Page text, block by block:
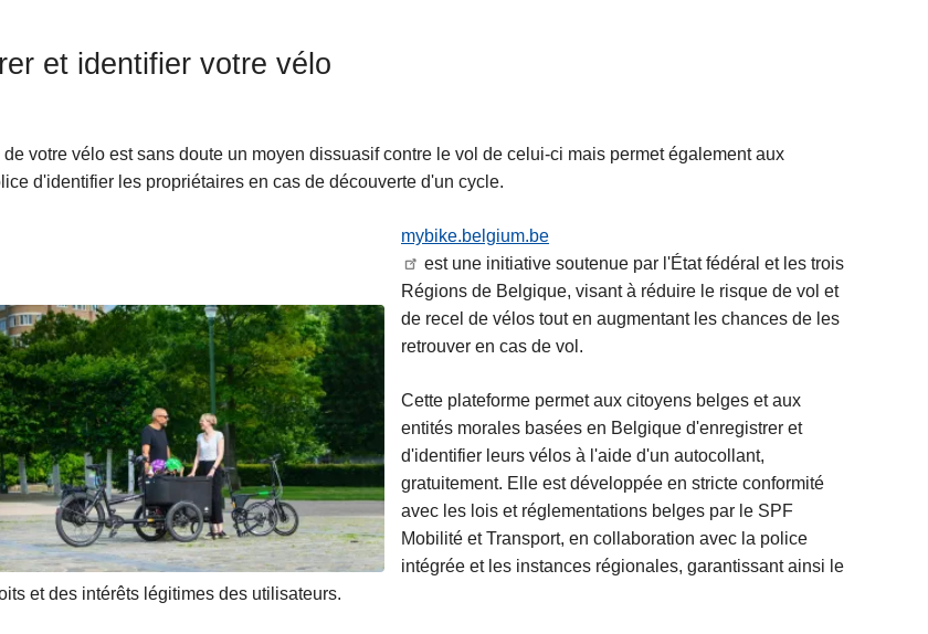
et identifier votre vélo
de votre vélo est sans doute un moyen dissuasif contre le vol de celui-ci mais permet également aux
d'identifier les propriétaires en cas de découverte d'un cycle.
mybike.belgium.be
est une initiative soutenue par l'État fédéral et les trois
Régions de Belgique, visant à réduire le risque de vol et
de recel de vélos tout en augmentant les chances de les
retrouver en cas de vol.
Cette plateforme permet aux citoyens belges et aux
entités morales basées en Belgique d'enregistrer et
d'identifier leurs vélos à l'aide d'un autocollant,
gratuitement. Elle est développée en stricte conformité
avec les lois et réglementations belges par le SPF
Mobilité et Transport, en collaboration avec la police
intégrée et les instances régionales, garantissant ainsi le
et des intérêts légitimes des utilisateurs.